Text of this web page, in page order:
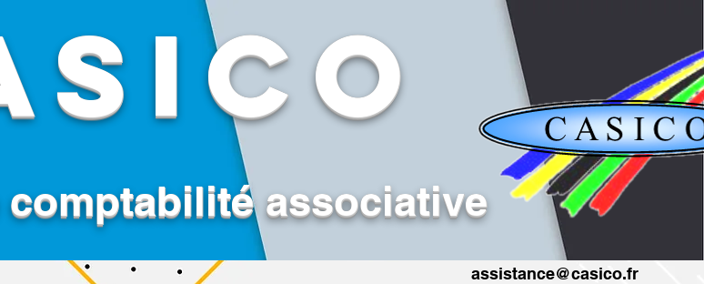
associative
assistance@casico.fr